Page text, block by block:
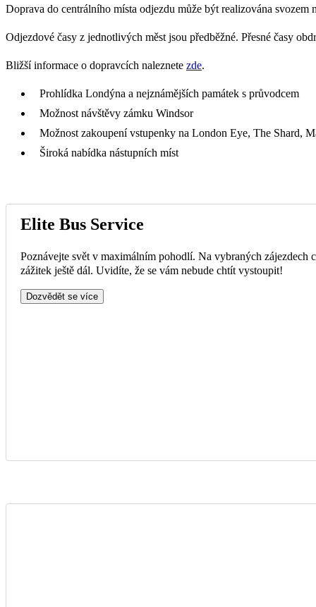
Doprava do centrálního místa odjezdu může být realizována
Odjezdové časy z jednotlivých měst jsou předběžné. Přesné časy
Bližší informace o dopravcích naleznete zde.
Prohlídka Londýna a nejznámějších památek s průvodcem
Možnost návštěvy zámku Windsor
Možnost zakoupení vstupenky na London Eye, The Shard,
Široká nabídka nástupních míst
Elite Bus Service
Poznávejte svět v maximálním pohodlí. Na vybraných zájezdech
zážitek ještě dál. Uvidíte, že se vám nebude chtít vystoupit!
Dozvědět se více